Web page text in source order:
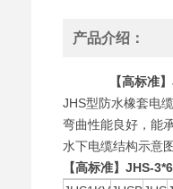
产品介绍：
【高标准
JHS型防水橡套电
弯曲性能良好，能
水下电缆结构示意
【高标准】JHS-